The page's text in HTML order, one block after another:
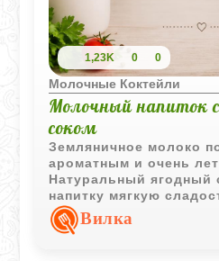
1,23K 0 0
Молочные Коктейли
Молочный напиток
соком
Земляничное молоко
ароматным и очень
Натуральный ягодный
напитку мягкую
свежий аромат.
Вилка